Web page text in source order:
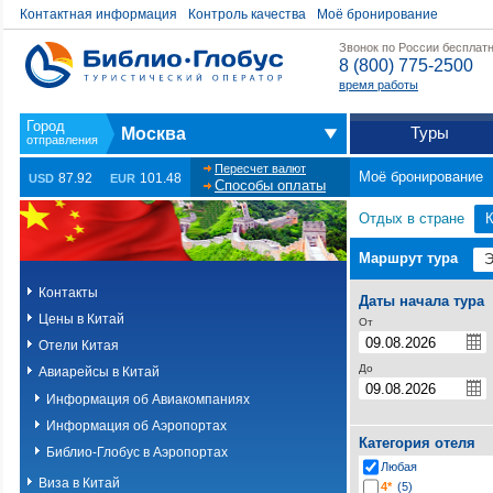
Контактная информация Контроль качества Моё бронирование
Звонок по России
8 (800) 775-2500
время работы
Москва Туры
USD 87.92 EUR 101.48
Пересчет валют
Способы оплаты
Моё бронирование
Контакты
Цены в Китай
Отели Китая
Авиарейсы в Китай
Информация об Авиакомпаниях
Информация об Аэропортах
Библио-Глобус в Аэропортах
Виза в Китай
Отдых в стране
Маршрут тура
Даты начала тура
От
До
Категория отеля
Любая
4* (5)